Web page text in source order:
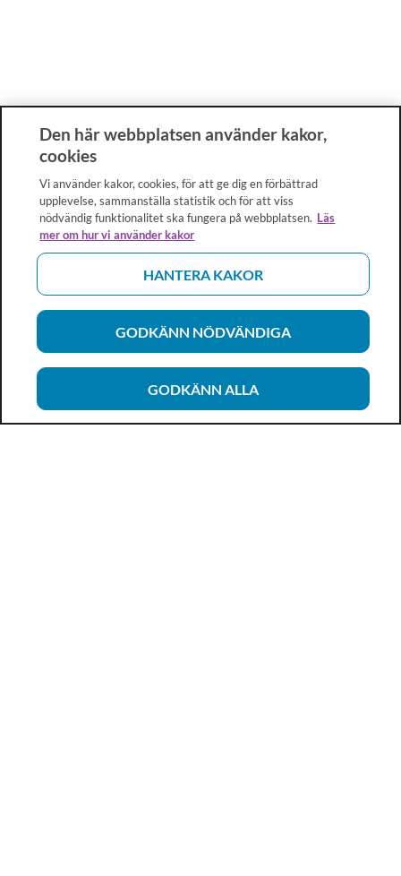
Den här webbplatsen använder kakor,
cookies
Vi använder kakor, cookies, för att ge dig en förbättrad
upplevelse, sammanställa statistik och för att viss
nödvändig funktionalitet ska fungera på webbplatsen. Läs
mer om hur vi använder kakor
HANTERA KAKOR
GODKÄNN NÖDVÄNDIGA
GODKÄNN ALLA